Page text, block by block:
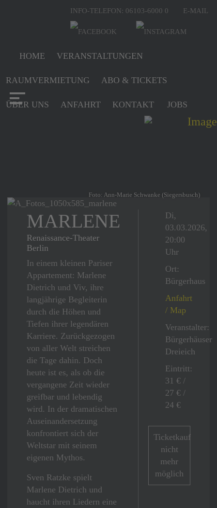
INFO-TELEFON: 06103-6000 0 E-MAIL
HOME VERANSTALTUNGEN
RAUMVERMIETUNG ABO & TICKETS
ÜBER UNS ANFAHRT KONTAKT JOBS
Foto: Ann-Marie Schwanke (Siegersbusch)
MARLENE
Renaissance-Theater
Berlin
In einem kleinen Pariser
Appartement: Marlene
Dietrich und Viv, ihre
langjährige Begleiterin
durch die Höhen und
Tiefen ihrer legendären
Karriere. Zurückgezogen
von aller Welt streichen
die Tage dahin. Doch
heute ist es, als ob die
vergangene Zeit wieder
greifbar und lebendig
wird. In der dramatischen
Auseinandersetzung
konfrontiert sich der
Weltstar mit seinem
eigenen Mythos.
Sven Ratzke spielt
Marlene Dietrich und
haucht ihren Liedern eine
Di,
03.03.2026,
20:00
Uhr
Ort:
Bürgerhaus
Anfahrt
/ Map
Veranstalter:
Bürgerhäuser
Dreieich
Eintritt:
31 € /
27 € /
24 €
Ticketkauf
nicht
mehr
möglich